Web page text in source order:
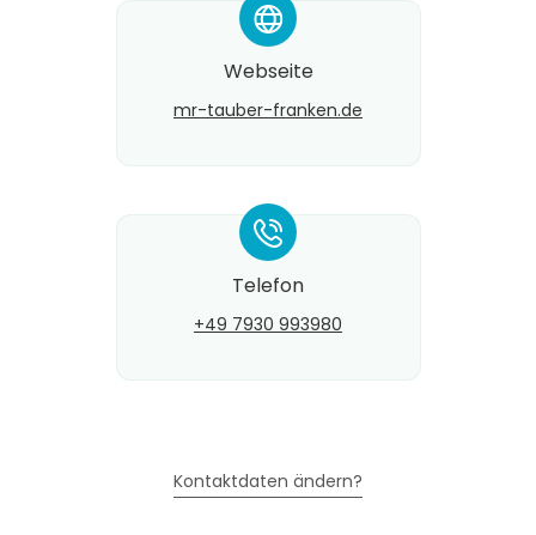
*
Webseite
mr-tauber-franken.de
*
Telefon
+49 7930 993980
Kontaktdaten ändern?